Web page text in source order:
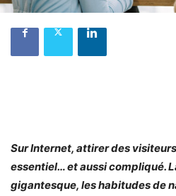
Sur Internet, attirer des visiteurs
essentiel… et aussi compliqué.
gigantesque, les habitudes de